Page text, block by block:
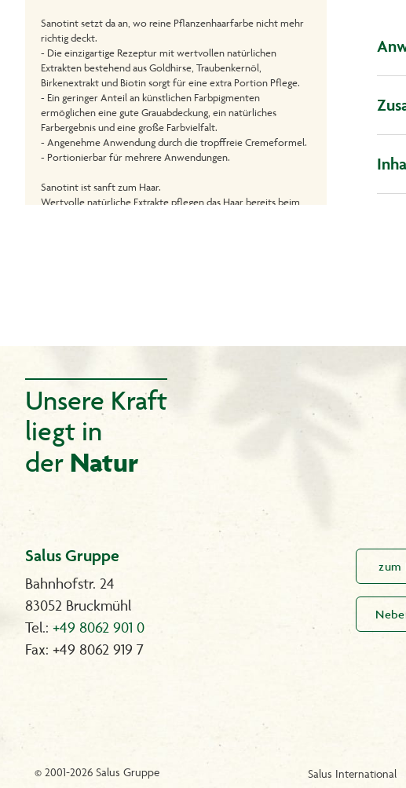
Sanotint setzt da an, wo reine Pflanzenhaarfarbe nicht mehr
richtig deckt.
- Die einzigartige Rezeptur mit wertvollen natürlichen
Extrakten bestehend aus Goldhirse, Traubenkernöl,
Birkenextrakt und Biotin sorgt für eine extra Portion Pflege.
- Ein geringer Anteil an künstlichen Farbpigmenten
ermöglichen eine gute Grauabdeckung, ein natürliches
Farbergebnis und eine große Farbvielfalt.
- Angenehme Anwendung durch die tropffreie Cremeformel.
- Portionierbar für mehrere Anwendungen.
Sanotint ist sanft zum Haar.
Wertvolle natürliche Extrakte pflegen das Haar bereits beim
1 Flasche Revitalisierungsbalsam 15 ml
1 Paar Handschuhe
1 Gebrauchsanweisung
Unser Service für Sie:
Wir beraten Sie gerne, Sanotint-Beratungstelefon: 0180 -
2403600 (0,06 € pro Anruf, Mobilfunk ggf. abweichend).
Unsere Kraft
liegt in
der Natur
Salus Gruppe
Bahnhofstr. 24
83052 Bruckmühl
Tel.: +49 8062 901 0
Fax: +49 8062 919 7
zum
© 2001-2026 Salus Gruppe Salus International